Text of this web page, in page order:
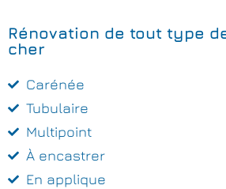
Rénovation de tout type
cher
Carénée
Tubulaire
Multipoint
À encastrer
En applique